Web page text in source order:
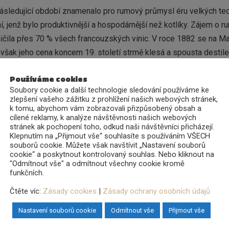
období znamenalo pro rumový průmysl éru velkých
jenž bylo produktivnější a hospodárnější než kotlíky. Zájem o
přes 70 % všech francouzských vinic. V roce 1882 se na
jeho cena koncem 19. století strmě klesá a spousta
„Agricole“ rumu na Martiniku.
z Marseille, na Martiniku několik usedlostí a mezi
(Rhum des plantations de Saint-James) a ujal se kontroly
proběhla výměna stávajících pot stillů za nové kolonové
Saint James. Tehdy totiž na trh uvedli první „Vintage“
1973 kupuje značku Saint James konsorcium Cointreau a
destilerii. Rok 1996 byl přelomový pro veškerou
(ochranné označení) geografického původu. V roce
Používáme cookies
Soubory cookie a další technologie sledování používáme ke
zlepšení vašeho zážitku z prohlížení našich webových stránek,
k tomu, abychom vám zobrazovali přizpůsobený obsah a
cílené reklamy, k analýze návštěvnosti našich webových
stránek ak pochopení toho, odkud naši návštěvníci přicházejí.
Klepnutím na „Přijmout vše“ souhlasíte s používáním VŠECH
souborů cookie. Můžete však navštívit „Nastavení souborů
cookie“ a poskytnout kontrolovaný souhlas. Nebo kliknout na
"Odmítnout vše" a odmítnout všechny cookie kromě
funkčních.
Čtěte víc: Zásady cookies | Zásady ochrany osobních údajů
Nastavení souborů cookie Odmítnout vše Přijmout vše